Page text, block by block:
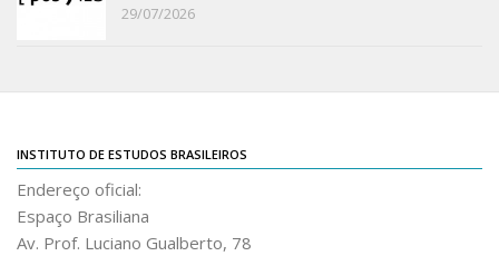
Catálogos
Livros publicados
MarioScriptor
Revista do IEB
29/07/2026
INSTITUTO DE ESTUDOS BRASILEIROS
Endereço oficial:
Espaço Brasiliana
Av. Prof. Luciano Gualberto, 78